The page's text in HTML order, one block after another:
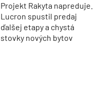
Projekt Rakyta napreduje.
Lucron spustil predaj
ďalšej etapy a chystá
stovky nových bytov